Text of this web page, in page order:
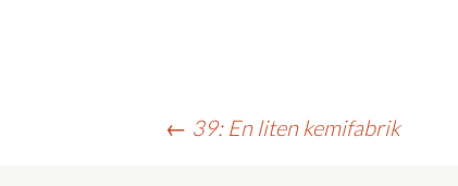
Inläggsnavigering
← 39: En liten kemifabrik